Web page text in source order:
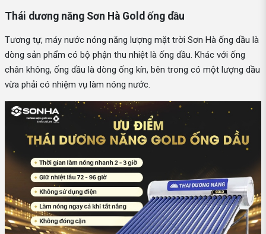
Thái dương năng Sơn Hà Gold ống dầu
Tương tự, máy nước nóng năng lượng mặt trời Sơn Hà ống dầu là
dòng sản phẩm có bộ phận thu nhiệt là ống dầu. Khác với ống
chân không, ống dầu là dòng ống kín, bên trong có một lượng dầu
vừa phải có nhiệm vụ làm nóng nước.